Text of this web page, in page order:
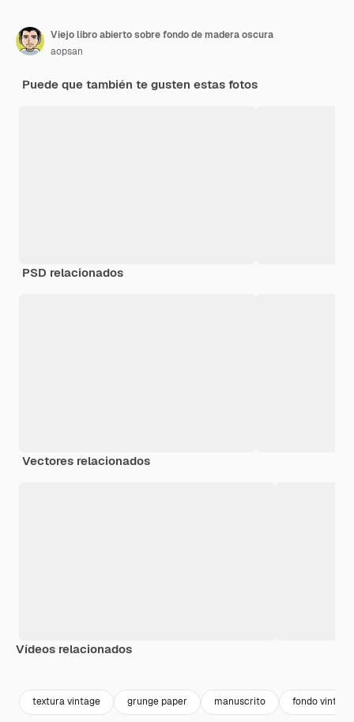
Viejo libro abierto sobre fondo de madera oscura
aopsan
Puede que también te gusten estas fotos
PSD relacionados
Vectores relacionados
Vídeos relacionados
textura vintage grunge paper manuscrito fondo vintage